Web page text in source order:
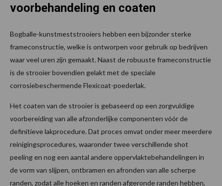
voorbehandeling en coaten
Bogballe-kunstmeststrooiers hebben een bijzonder sterke
frameconstructie, welke is ontworpen voor gebruik op bedrijven
waar veel uren zijn gemaakt. Naast de robuuste frameconstructie
is de strooier bovendien gelakt met de speciale
corrosiebeschermende Flexicoat-poederlak.
Het coaten van de strooier is gebaseerd op een zorgvuldige
voorbereiding van alle afzonderlijke componenten vóór de
definitieve lakprocedure. Dat proces omvat onder meer meerdere
reinigingsprocedures, waaronder twee verschillende shot
peeling en nog een aantal andere oppervlaktebehandelingen in
de vorm van slijpen, ontbramen en afronden van alle scherpe
randen, zodat alle hoeken en randen afgeronde randen hebben,